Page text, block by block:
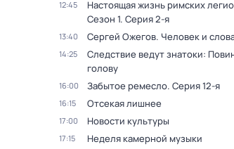
12:45 Настоящая жизнь римских
Сезон 1. Серия 2-я
13:40 Сергей Ожегов. Человек и
14:25
Следствие ведут знатоки:
голову
16:00 Забытое ремесло. Серия 12-я
16:15 Отсекая лишнее
17:00 Новости культуры
17:15 Неделя камерной музыки